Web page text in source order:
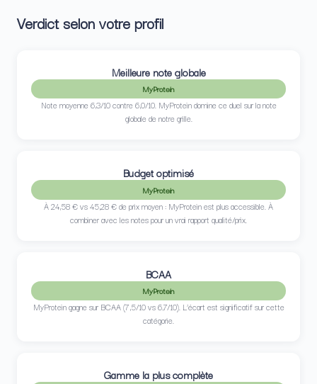
Verdict selon votre profil
Meilleure note globale
MyProtein
Note moyenne 6,3/10 contre 6,0/10. MyProtein domine ce duel sur la note
globale de notre grille.
Budget optimisé
MyProtein
À 24,58 € vs 45,28 € de prix moyen : MyProtein est plus accessible. À
combiner avec les notes pour un vrai rapport qualité/prix.
BCAA
MyProtein
MyProtein gagne sur BCAA (7,5/10 vs 6,7/10). L’écart est significatif sur cette
catégorie.
Gamme la plus complète